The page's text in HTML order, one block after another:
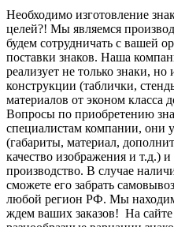
Необходимо изготовление
целей?! Мы являемся
будем сотрудничать с вашей
поставки знаков. Наша
реализует не только знаки,
конструкции (таблички,
материалов от эконом класса
Вопросы по приобретению
специалистам компании, они
(габариты, материал,
качество изображения и т.д.) и
производство. В случае
сможете его забрать
любой регион РФ. Мы
ждем ваших заказов! На